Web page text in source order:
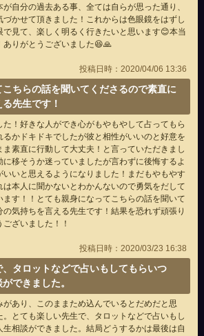
自分の過去ある事、全ては自らが思った通り、
かせて頂きました！これからは色眼鏡をはずし
見て、楽しく明るく行きたいと思います😊本当
ありがとうございました😆🙏
投稿日時：2020/04/06 13:36
ちらの話を聞いてくださるので素直に
先生です！
！好きな人ができ心がもやもやして占ってもら
るかドキドキでしたが彼と相性がいいのと好意を
素直に行動して大丈夫！と言っていただきまし
移そうか迷っていましたが言わずに後悔するよ
いいと思えるようになりました！まだもやもやす
は本人に聞かないとわかんないので勇気をだして
す！！とても親身になってこちらの話を聞いて
の気持ちを言える先生です！結果を恐れず頑張り
ざいました！！
投稿日時：2020/03/23 16:38
タロットなどで占いもしてもらいつ
できました。
あり、このままため込んでいるとだめだと思
とても楽しい先生で、タロットなどで占いもし
相談ができました。結局どうするかは最後は自